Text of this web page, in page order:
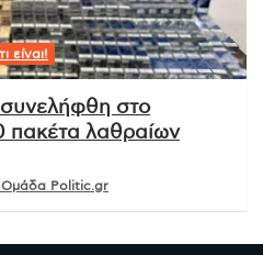
είναι!
στο
πακέτα λαθραίων
Ομάδα Politic.gr